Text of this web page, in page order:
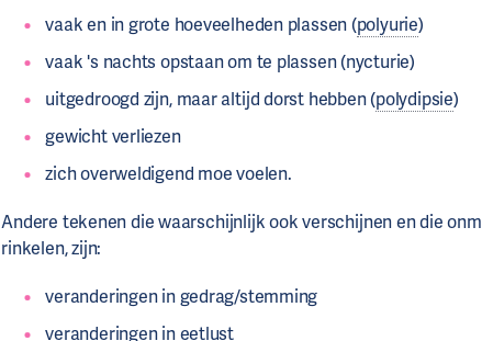
vaak en in grote hoeveelheden plassen (polyurie)
vaak 's nachts opstaan om te plassen (nycturie)
uitgedroogd zijn, maar altijd dorst hebben (polydipsie)
gewicht verliezen
zich overweldigend moe voelen.
Andere tekenen die waarschijnlijk ook verschijnen en die
rinkelen, zijn:
veranderingen in gedrag/stemming
veranderingen in eetlust